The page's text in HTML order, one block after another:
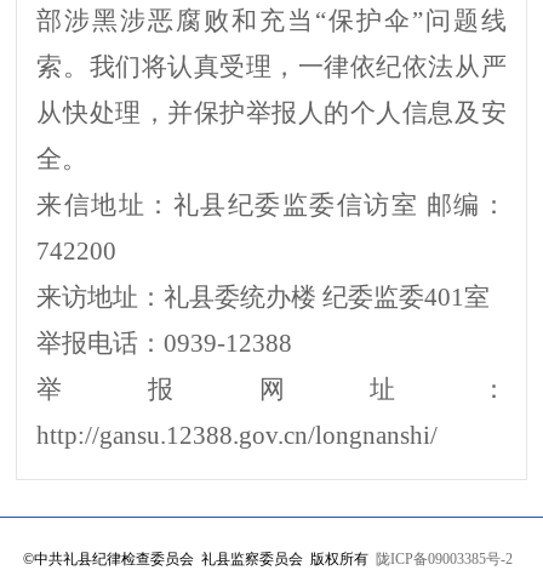
部涉黑涉恶腐败和充当“保护伞”问题线
索。我们将认真受理，一律依纪依法从严
从快处理，并保护举报人的个人信息及安
全。
来信地址：礼县纪委监委信访室 邮编：
742200
来访地址：礼县委统办楼 纪委监委401室
举报电话：0939-12388
举报网址：
http://gansu.12388.gov.cn/longnanshi/
©中共礼县纪律检查委员会 礼县监察委员会 版权所有 陇ICP备09003385号-2